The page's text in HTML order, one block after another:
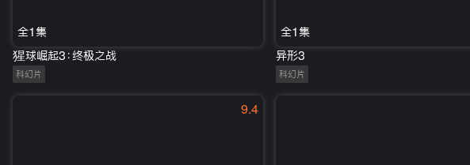
全1集
猩球崛起3：终极之战
科幻片
全1集
异形3
科幻片
9.4